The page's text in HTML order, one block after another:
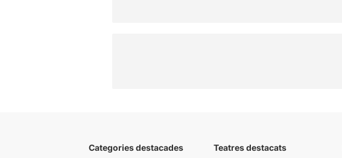
Categories destacades Teatres destacats